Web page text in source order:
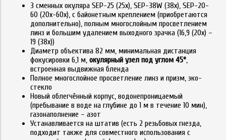
3 сменных окуляра SEP-25 (25x), SEP-38W (38x), SEP-20-
60 (20х-60x), с байонетным креплением (приобретаются
дополнительно), полным многослойным просветлением
линз и большим удалением выходного зрачка (16,9 (20х) –
19 (38х))
Диаметр объектива 82 мм, минимальная дистанция
фокусировки 6,1 м, окулярный узел под углом 45°,
встроенная выдвижная бленда
Полное многослойное просветление линз и призм, эко-
стекло
Новый облегчённый корпус, водонепроницаемый
(пребывание в воде на глубине до 1 м в течение 10 мин),
газонаполнение – азот
Устанавливается на штатив (есть 2 резьбовых гнезда,
подходит также для совместного использования с